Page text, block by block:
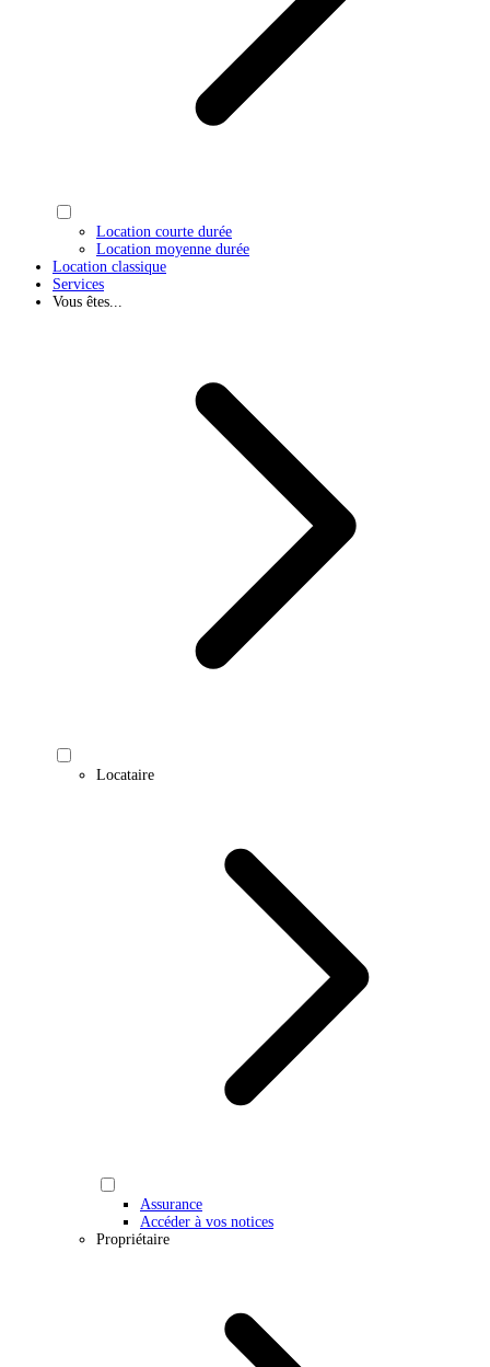
Location courte durée
Location moyenne durée
Location classique
Services
Vous êtes...
Locataire
Assurance
Accéder à vos notices
Propriétaire